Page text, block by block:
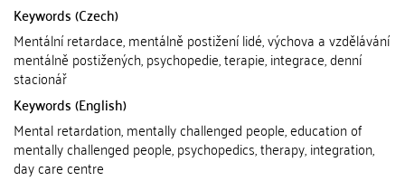
Keywords (Czech)
Mentální retardace, mentálně postižení lidé, výchova a vzdělávání
mentálně postižených, psychopedie, terapie, integrace, denní
stacionář
Keywords (English)
Mental retardation, mentally challenged people, education of
mentally challenged people, psychopedics, therapy, integration,
day care centre